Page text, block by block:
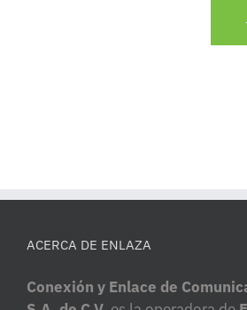
ACERCA DE ENLAZA
Conexión y Enlace de